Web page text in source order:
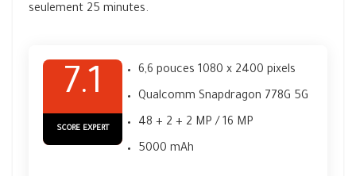
seulement 25 minutes.
7.1
SCORE EXPERT
6,6 pouces 1080 x 2400 pixels
Qualcomm Snapdragon 778G 5G
48 + 2 + 2 MP / 16 MP
5000 mAh